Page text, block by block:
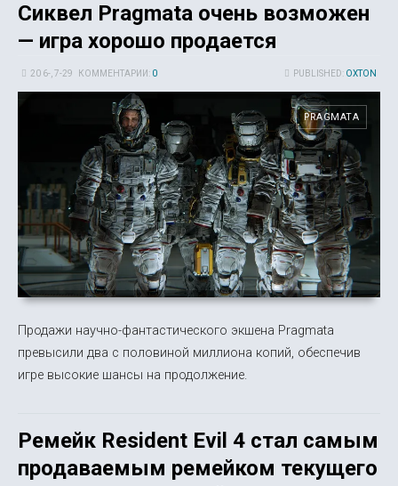
Сиквел Pragmata очень возможен
— игра хорошо продается
PUBLISHED: OXTON
20 6-, 7-29 КОММЕНТАРИИ: 0
PRAGMATA
Продажи научно-фантастического экшена Pragmata
превысили два с половиной миллиона копий, обеспечив
игре высокие шансы на продолжение.
Ремейк Resident Evil 4 стал самым
продаваемым ремейком текущего